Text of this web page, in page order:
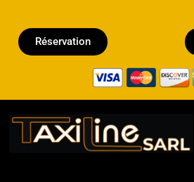
Réservation